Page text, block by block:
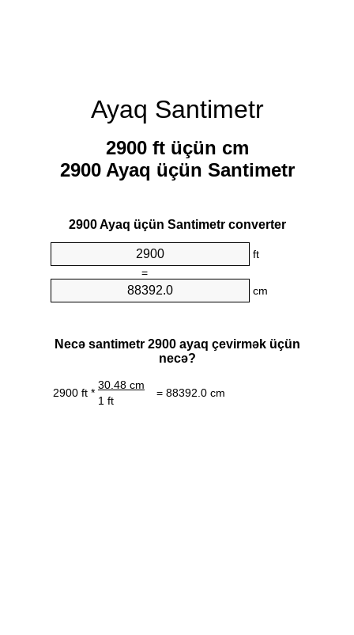
Ayaq Santimetr
2900 ft üçün cm
2900 Ayaq üçün Santimetr
2900 Ayaq üçün Santimetr converter
ft
=
cm
Necə santimetr 2900 ayaq çevirmək üçün
necə?
2900 ft *
30.48 cm
= 88392.0 cm
1 ft